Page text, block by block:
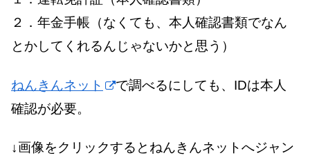
２．年金手帳（なくても、本人確認書類でなん
とかしてくれるんじゃないかと思う）
ねんきんネット
で調べるにしても、IDは本人
確認が必要。
↓画像をクリックするとねんきんネットへジャン